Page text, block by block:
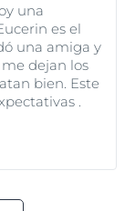
una
es el
una amiga y
dejan los
bien. Este
.